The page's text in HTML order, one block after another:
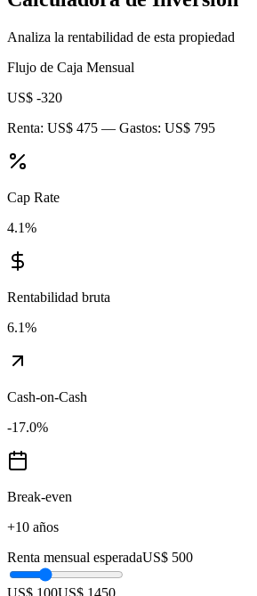
Analiza la rentabilidad de esta propiedad
Flujo de Caja Mensual
US$ -320
Renta: US$ 475 — Gastos: US$ 795
Cap Rate
4.1%
Rentabilidad bruta
6.1%
Cash-on-Cash
-17.0%
Break-even
+10 años
Renta mensual esperadaUS$ 500